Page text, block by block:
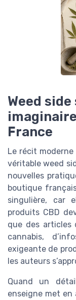
Weed
France
Le récit moderne
véritable weed
nouvelles
boutique
singulière, car
produits CBD
que des articles
cannabis,
exigeante de
les auteurs
Quand un
enseigne met